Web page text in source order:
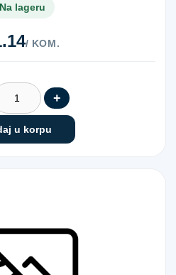
Na lageru
/ KOM.
+
u korpu